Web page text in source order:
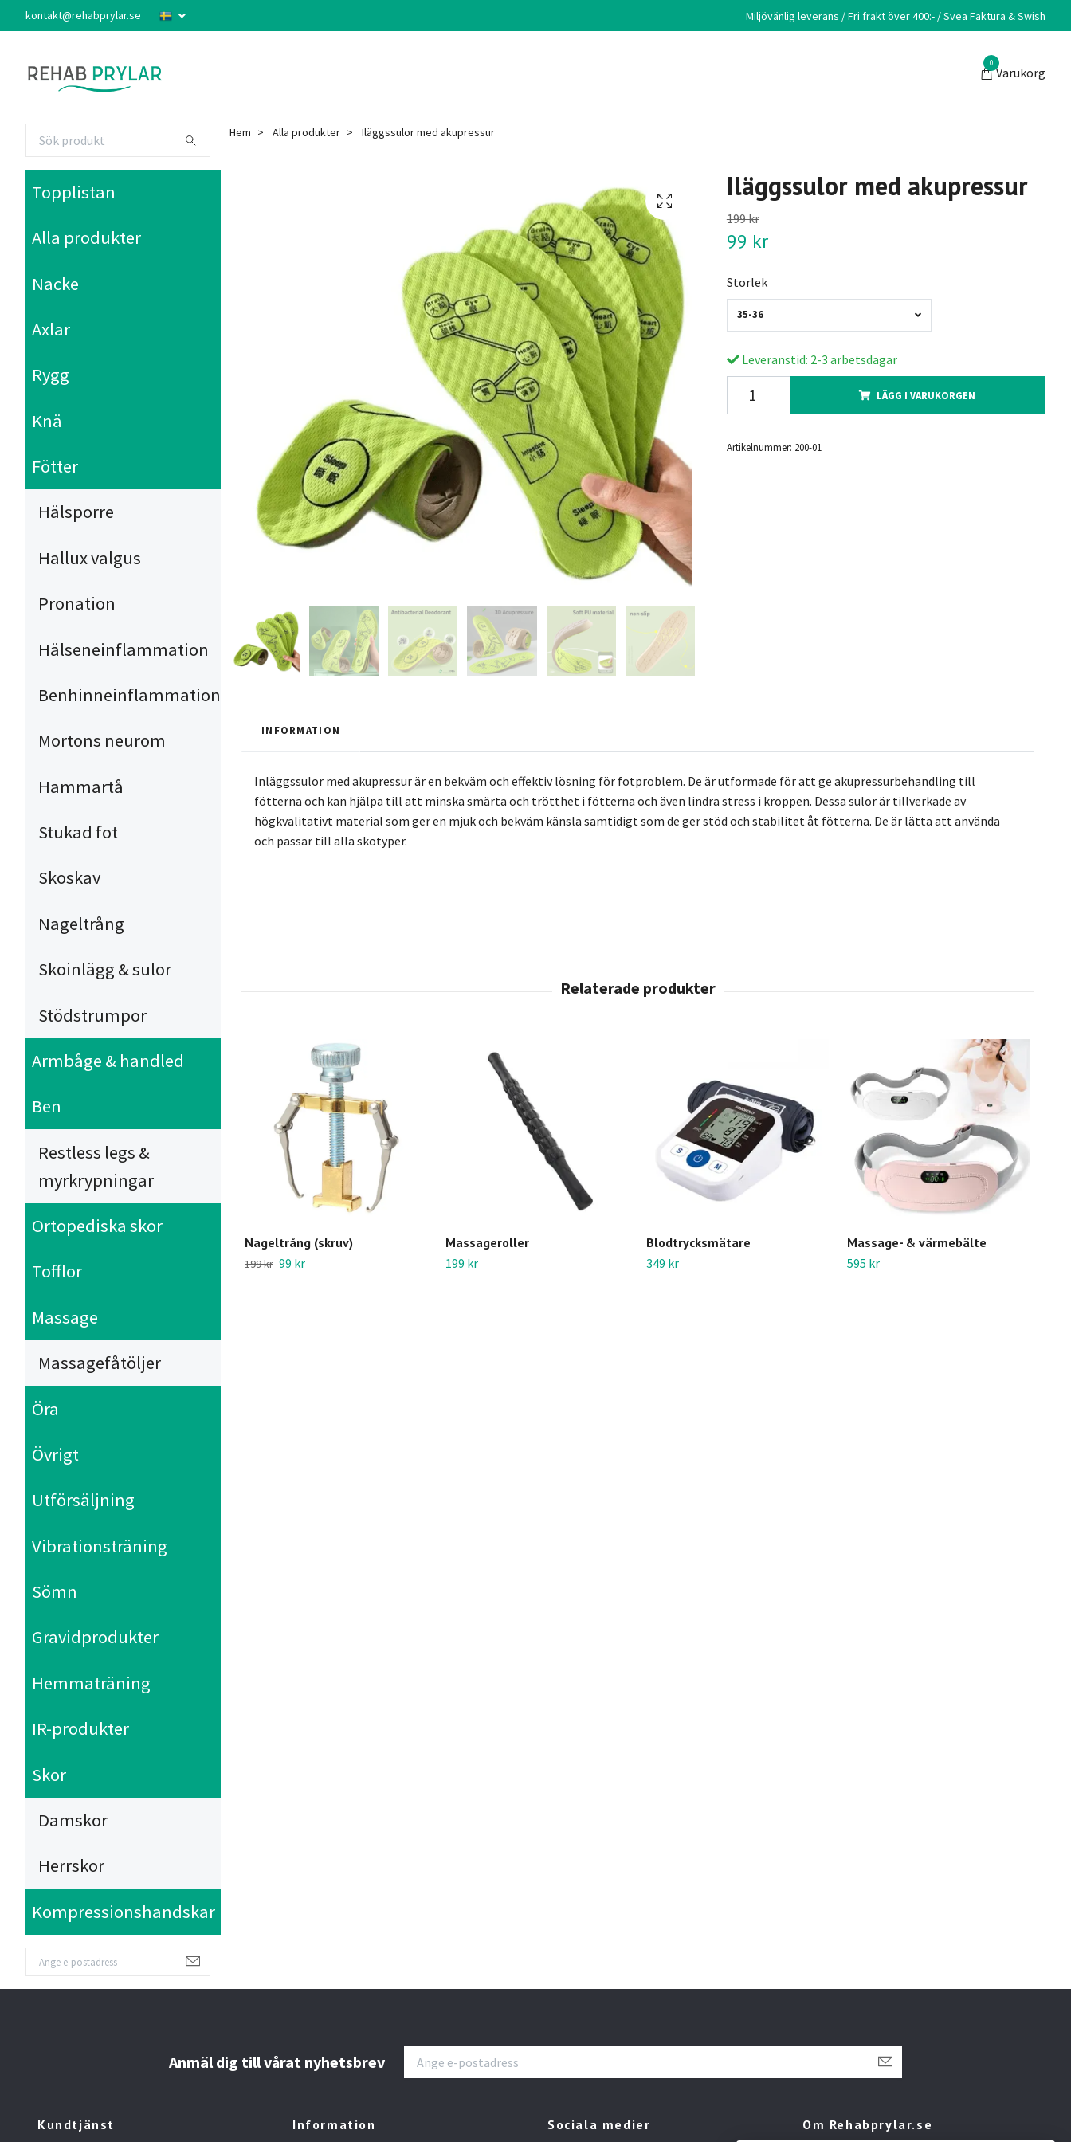
kontakt@rehabprylar.se Miljövänlig leverans / Fri frakt över 400:- / Svea Faktura & Swish
0
Varukorg
Topplistan
Alla produkter
Nacke
Axlar
Rygg
Knä
Fötter
Hälsporre
Hallux valgus
Pronation
Hälseneinflammation
Benhinneinflammation
Mortons neurom
Hammartå
Stukad fot
Skoskav
Nageltrång
Skoinlägg & sulor
Stödstrumpor
Armbåge & handled
Ben
Restless legs &
myrkrypningar
Ortopediska skor
Tofflor
Massage
Massagefåtöljer
Öra
Övrigt
Utförsäljning
Vibrationsträning
Sömn
Gravidprodukter
Hemmaträning
IR-produkter
Skor
Damskor
Herrskor
Kompressionshandskar
Hem Alla produkter Iläggssulor med akupressur
Iläggssulor med akupressur
199 kr
99 kr
Storlek
35-36
Leveranstid: 2-3 arbetsdagar
LÄGG I VARUKORGEN
Artikelnummer: 200-01
INFORMATION
Inläggssulor med akupressur är en bekväm och effektiv lösning för fotproblem. De är utformade för att ge akupressurbehandling till
fötterna och kan hjälpa till att minska smärta och trötthet i fötterna och även lindra stress i kroppen. Dessa sulor är tillverkade av
högkvalitativt material som ger en mjuk och bekväm känsla samtidigt som de ger stöd och stabilitet åt fötterna. De är lätta att använda
och passar till alla skotyper.
Nageltrång (skruv)
199 kr 99 kr
Massageroller
199 kr
Blodtrycksmätare
349 kr
Massage- & värmebälte
595 kr
Anmäl dig till vårat nyhetsbrev
Kundtjänst Information Sociala medier Om Rehabprylar.se